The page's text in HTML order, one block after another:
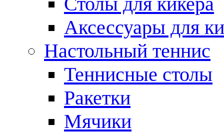
Аксессуары для
Настольный теннис
Теннисные столы
Ракетки
Мячики